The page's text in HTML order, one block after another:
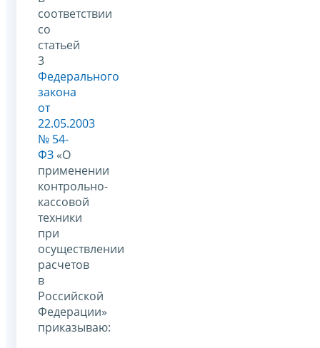
соответствии
со
статьей
3
Федерального
закона
от
22.05.2003
№ 54-
ФЗ «О
применении
контрольно-
кассовой
техники
при
осуществлении
расчетов
в
Российской
Федерации»
приказываю: